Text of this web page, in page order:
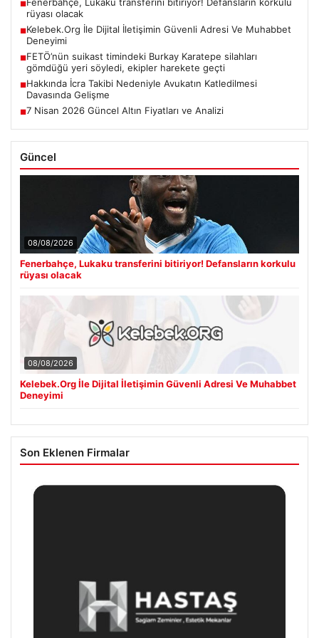
■
rüyası olacak
■Kelebek.Org İle Dijital İletişimin Güvenli Adresi Ve Muhabbet
Deneyimi
■FETÖ’nün suikast timindeki Burkay Karatepe silahları
gömdüğü yeri söyledi, ekipler harekete geçti
■Hakkında İcra Takibi Nedeniyle Avukatın Katledilmesi
Davasında Gelişme
■7 Nisan 2026 Güncel Altın Fiyatları ve Analizi
Güncel
08/08/2026
Fenerbahçe, Lukaku transferini bitiriyor! Defansların korkulu
rüyası olacak
08/08/2026
Kelebek.Org İle Dijital İletişimin Güvenli Adresi Ve Muhabbet
Deneyimi
Son Eklenen Firmalar